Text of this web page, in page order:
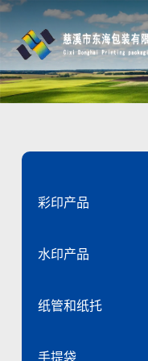
彩印产品
水印产品
纸管和纸托
手提袋